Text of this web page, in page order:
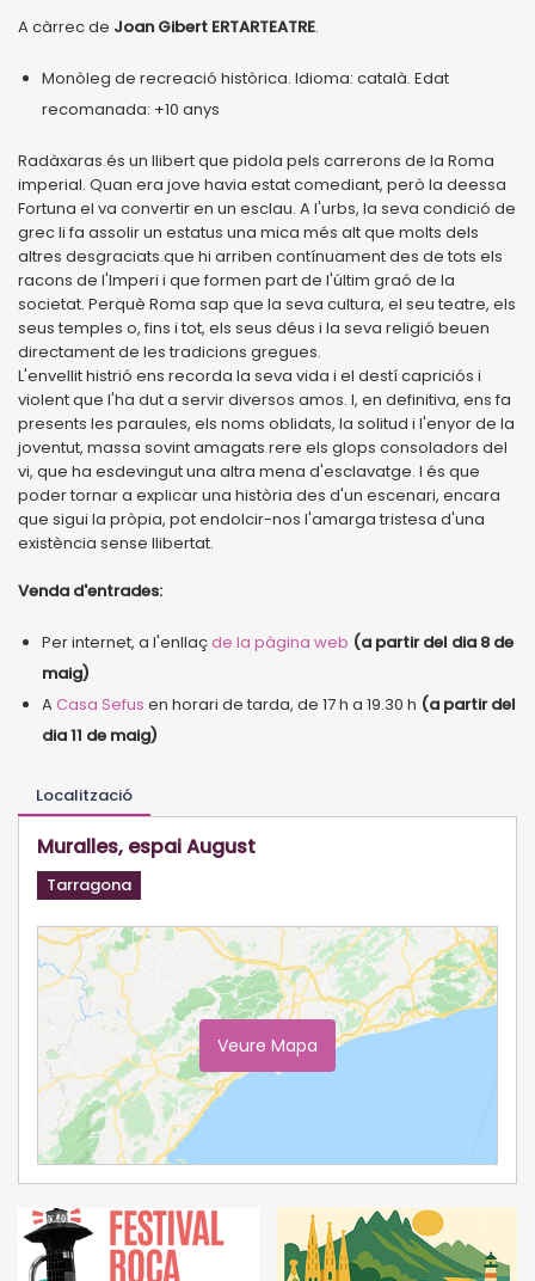
A càrrec de Joan Gibert ERTARTEATRE.
Monòleg de recreació històrica. Idioma: català. Edat
recomanada: +10 anys
Radàxaras és un llibert que pidola pels carrerons de la Roma
imperial. Quan era jove havia estat comediant, però la deessa
Fortuna el va convertir en un esclau. A l'urbs, la seva condició de
grec li fa assolir un estatus una mica més alt que molts dels
altres desgraciats que hi arriben contínuament des de tots els
racons de l'Imperi i que formen part de l'últim graó de la
societat. Perquè Roma sap que la seva cultura, el seu teatre, els
seus temples o, fins i tot, els seus déus i la seva religió beuen
directament de les tradicions gregues.
L'envellit histrió ens recorda la seva vida i el destí capriciós i
violent que l'ha dut a servir diversos amos. I, en definitiva, ens fa
presents les paraules, els noms oblidats, la solitud i l'enyor de la
joventut, massa sovint amagats rere els glops consoladors del
vi, que ha esdevingut una altra mena d'esclavatge. I és que
poder tornar a explicar una història des d'un escenari, encara
que sigui la pròpia, pot endolcir-nos l'amarga tristesa d'una
existència sense llibertat.
Venda d'entrades:
Per internet, a l'enllaçde la pàgina web (a partir del dia 8 de
maig)
ACasa Sefus en horari de tarda, de 17 h a 19.30 h (a partir del
dia 11 de maig)
Localització
Muralles, espai August
Tarragona
Veure Mapa